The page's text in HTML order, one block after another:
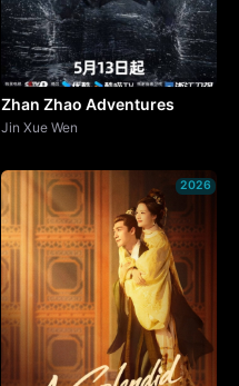
Zhan Zhao Adventures
Jin Xue Wen
2026